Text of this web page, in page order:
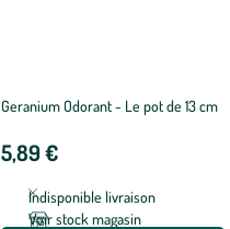
Geranium Odorant - Le pot de 13 cm
5,89 €
Indisponible livraison
Voir stock magasin